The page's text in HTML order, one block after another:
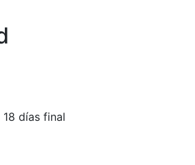
días final